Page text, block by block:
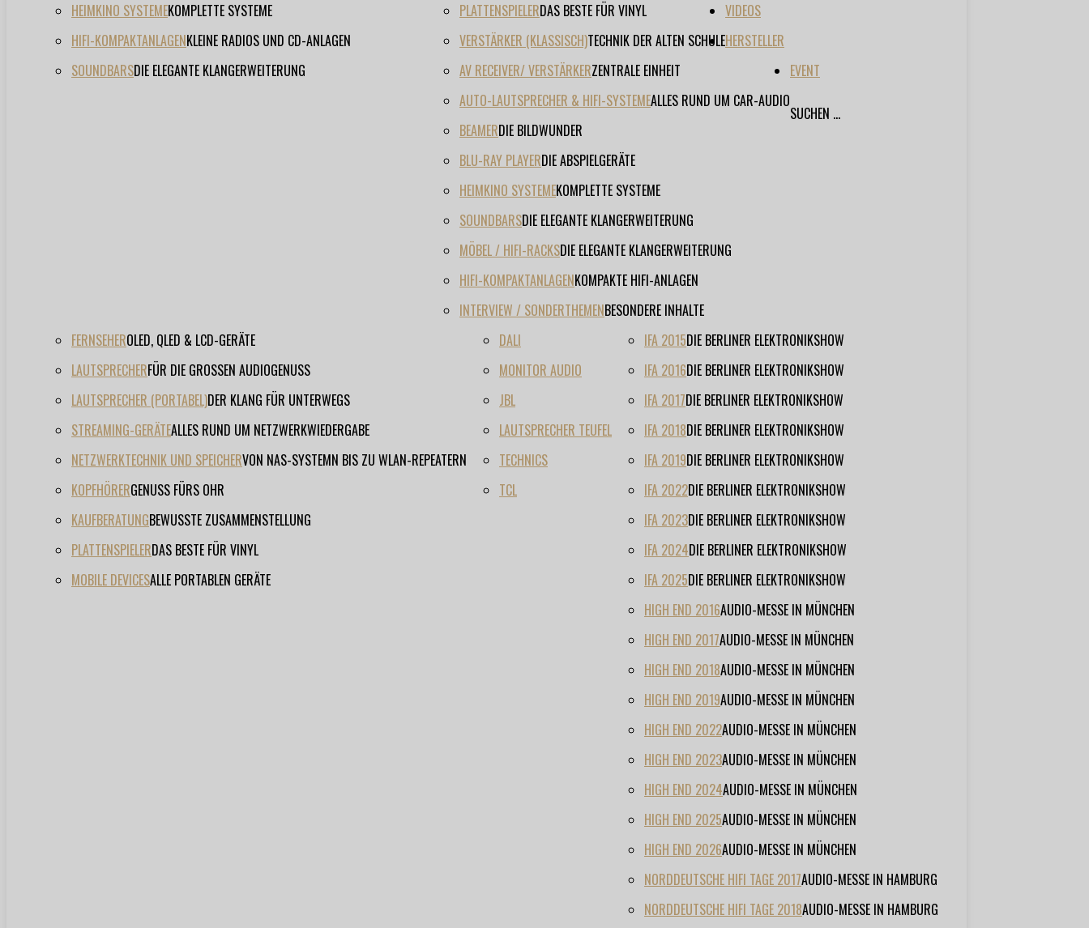
HEIMKINO SYSTEMEKOMPLETTE SYSTEME
HIFI-KOMPAKTANLAGENKLEINE RADIOS UND CD-ANLAGEN
SOUNDBARSDIE ELEGANTE KLANGERWEITERUNG
PLATTENSPIELERDAS BESTE FÜR VINYL
VERSTÄRKER (KLASSISCH)TECHNIK DER ALTEN SCHULE
AV RECEIVER/ VERSTÄRKERZENTRALE EINHEIT
AUTO-LAUTSPRECHER & HIFI-SYSTEMEALLES RUND UM CAR-AUDIO
BEAMERDIE BILDWUNDER
BLU-RAY PLAYERDIE ABSPIELGERÄTE
HEIMKINO SYSTEMEKOMPLETTE SYSTEME
SOUNDBARSDIE ELEGANTE KLANGERWEITERUNG
MÖBEL / HIFI-RACKSDIE ELEGANTE KLANGERWEITERUNG
HIFI-KOMPAKTANLAGENKOMPAKTE HIFI-ANLAGEN
INTERVIEW / SONDERTHEMENBESONDERE INHALTE
FERNSEHEROLED, QLED & LCD-GERÄTE
LAUTSPRECHERFÜR DIE GROSSEN AUDIOGENUSS
LAUTSPRECHER (PORTABEL)DER KLANG FÜR UNTERWEGS
STREAMING-GERÄTEALLES RUND UM NETZWERKWIEDERGABE
NETZWERKTECHNIK UND SPEICHERVON NAS-SYSTEMN BIS ZU WLAN-REPEATERN
KOPFHÖRERGENUSS FÜRS OHR
KAUFBERATUNGBEWUSSTE ZUSAMMENSTELLUNG
PLATTENSPIELERDAS BESTE FÜR VINYL
MOBILE DEVICESALLE PORTABLEN GERÄTE
VIDEOS
HERSTELLER
DALI
MONITOR AUDIO
JBL
LAUTSPRECHER TEUFEL
TECHNICS
TCL
EVENT
IFA 2015DIE BERLINER ELEKTRONIKSHOW
IFA 2016DIE BERLINER ELEKTRONIKSHOW
IFA 2017DIE BERLINER ELEKTRONIKSHOW
IFA 2018DIE BERLINER ELEKTRONIKSHOW
IFA 2019DIE BERLINER ELEKTRONIKSHOW
IFA 2022DIE BERLINER ELEKTRONIKSHOW
IFA 2023DIE BERLINER ELEKTRONIKSHOW
IFA 2024DIE BERLINER ELEKTRONIKSHOW
IFA 2025DIE BERLINER ELEKTRONIKSHOW
HIGH END 2016AUDIO-MESSE IN MÜNCHEN
HIGH END 2017AUDIO-MESSE IN MÜNCHEN
HIGH END 2018AUDIO-MESSE IN MÜNCHEN
HIGH END 2019AUDIO-MESSE IN MÜNCHEN
HIGH END 2022AUDIO-MESSE IN MÜNCHEN
HIGH END 2023AUDIO-MESSE IN MÜNCHEN
HIGH END 2024AUDIO-MESSE IN MÜNCHEN
HIGH END 2025AUDIO-MESSE IN MÜNCHEN
HIGH END 2026AUDIO-MESSE IN MÜNCHEN
NORDDEUTSCHE HIFI TAGE 2017AUDIO-MESSE IN HAMBURG
NORDDEUTSCHE HIFI TAGE 2018AUDIO-MESSE IN HAMBURG
SUCHEN ...